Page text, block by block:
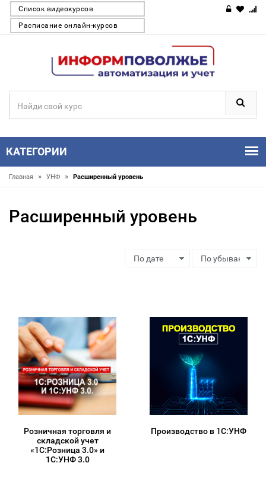
Список видеокурсов
Расписание онлайн-курсов
КАТЕГОРИИ
Главная » УНФ » Расширенный уровень
Расширенный уровень
Розничная торговля и
складской учет
«1С:Розница 3.0» и
1С:УНФ 3.0
Производство в 1С:УНФ